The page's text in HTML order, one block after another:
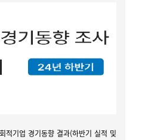
적기업 경기동향 결과(하반기 실적 및